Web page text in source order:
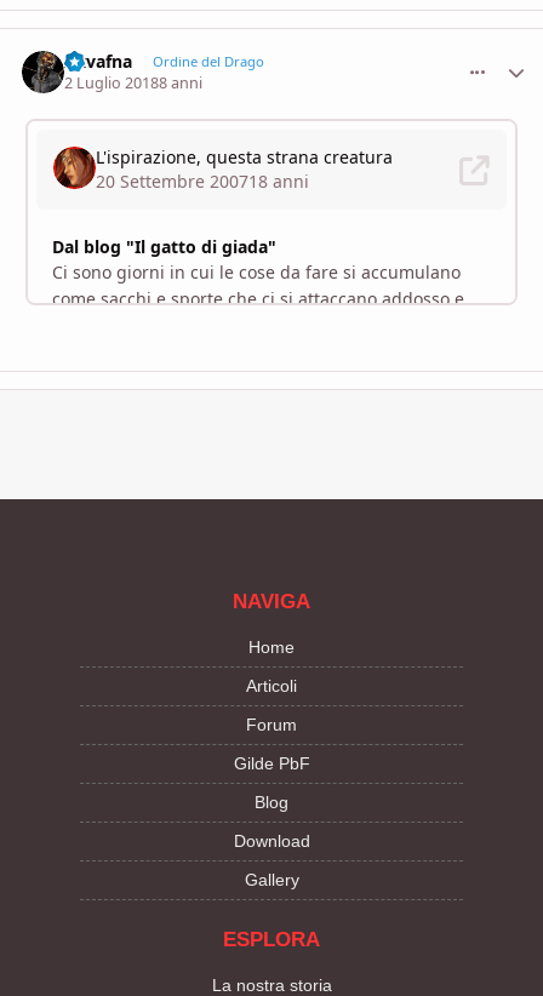
Axvafna Ordine del Drago
2 Luglio 20188 anni
NAVIGA
Home
Articoli
Forum
Gilde PbF
Blog
Download
Gallery
ESPLORA
La nostra storia